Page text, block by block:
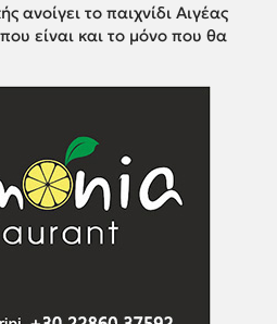
ανοίγει το παιχνίδι Αιγέας
είναι και το μόνο που θα